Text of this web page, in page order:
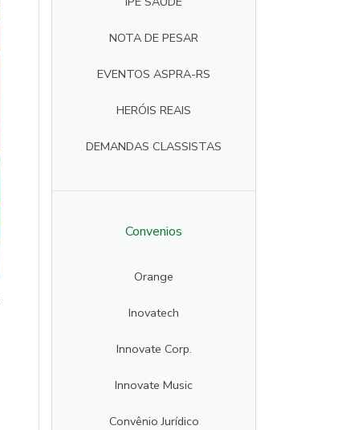
NOTA DE PESAR
EVENTOS ASPRA-RS
HERÓIS REAIS
DEMANDAS CLASSISTAS
Convenios
Orange
Inovatech
Innovate Corp.
Innovate Music
Convênio Jurídico